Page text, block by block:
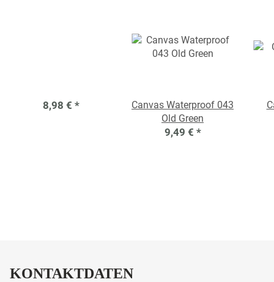
8,98 € *
Canvas Waterproof 043
Old Green
9,49 € *
KONTAKTDATEN